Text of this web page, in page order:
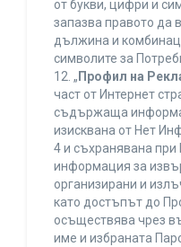
от букви, цифри и
запазва правото да
дължина и
символите за
12. „ Профил на
част от Интернет
съдържаща
изисквана от Нет
4 и съхранявана при
информация за
организирани и
като достъпът до
осъществява чрез
име и избраната